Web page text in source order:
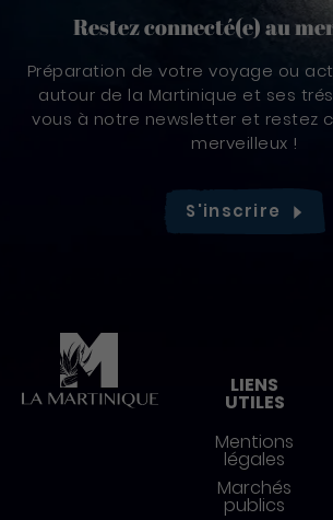
Restez connecté(e) au
Préparation de votre voyage ou
autour de la Martinique et ses
vous à notre newsletter et restez
merveilleux !
S'inscrire
LIENS
UTILES
Mentions
légales
Marchés
publics